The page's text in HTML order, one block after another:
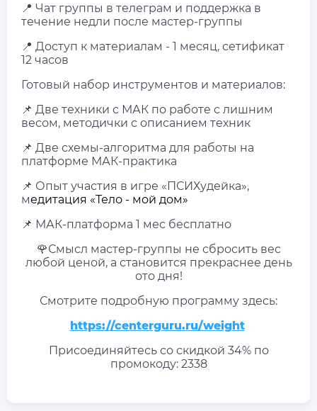
📍 Чат группы в телеграм и поддержка в
течение недли после мастер-группы
📍 Доступ к материалам - 1 месяц, сетификат
12 часов
Готовый набор инструментов и материалов:
📌 Две техники с МАК по работе с лишним
весом, методички с описанием техник
📌 Две схемы-алгоритма для работы на
платформе МАК-практика
📌 Опыт участия в игре «ПСИХудейка»,
медитация «Тело - мой дом»
📌 МАК-платформа 1 мес бесплатно
🌹Смысл мастер-группы не сбросить вес
любой ценой, а становится прекраснее день
ото дня!
Смотрите подробную программу здесь:
https://centerguru.ru/weight
Присоединяйтесь со скидкой 34% по
промокоду: 2338